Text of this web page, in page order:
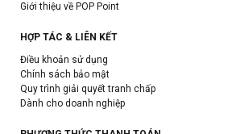
Giới thiệu về POP Point
HỢP TÁC & LIÊN KẾT
Điều khoản sử dụng
Chính sách bảo mật
Quy trình giải quyết tranh chấp
Dành cho doanh nghiệp